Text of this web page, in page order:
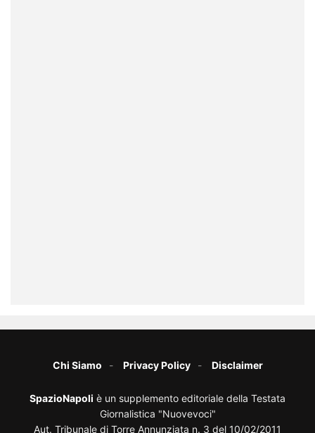
Chi Siamo Privacy Policy Disclaimer
SpazioNapoli è un supplemento editoriale della Testata
Giornalistica "Nuovevoci"
Aut. Tribunale di Torre Annunziata n. 3 del 10/02/2011